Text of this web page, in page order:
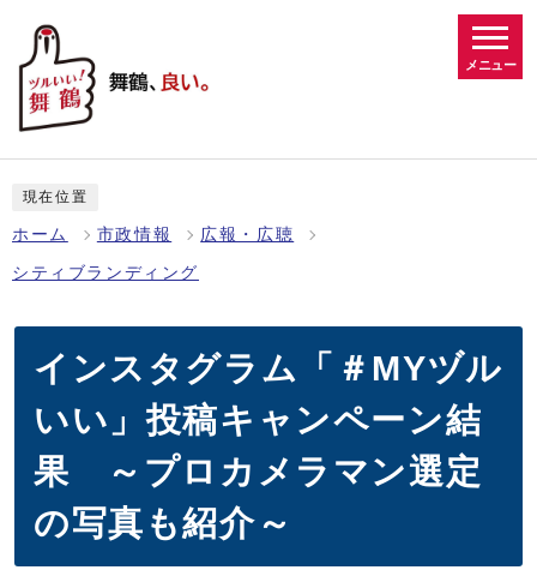
メニュー
現在位置
ホーム 市政情報 広報・広聴
シティブランディング
インスタグラム「＃MYヅル
いい」投稿キャンペーン結
果 ～プロカメラマン選定
の写真も紹介～